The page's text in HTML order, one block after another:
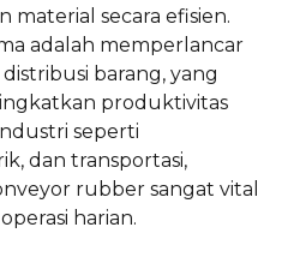
secara efisien.
adalah memperlancar
barang, yang
produktivitas
seperti
dan transportasi,
rubber sangat vital
harian.